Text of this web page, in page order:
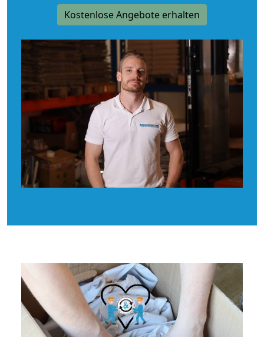
Kostenlose Angebote erhalten